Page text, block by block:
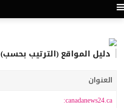
دليل المواقع (الترتيب بحسب)
العنوان
canadanews24.ca: